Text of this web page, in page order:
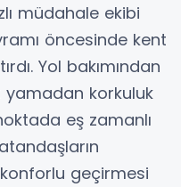
müdahale ekibi
öncesinde kent
Yol bakımından
yamadan korkuluk
eş zamanlı
geçirmesi